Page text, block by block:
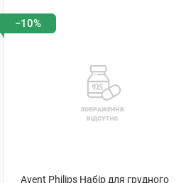
−10%
Avent Philips Набір для грудного